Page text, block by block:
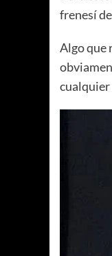
frenesí
Algo que